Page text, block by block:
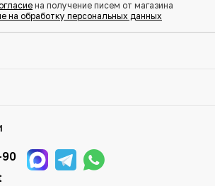
(BE 2515) Таиланд «Инвеститура
сайте. Все монеты, представленные
в любой регион России, кроме
товара из офиса магазина.
представлены несколько способов
заказа. Все отправления надежно и
на получение писем от магазина
на обработку персональных данных